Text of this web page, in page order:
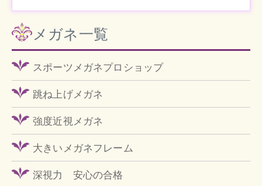
メガネ一覧
スポーツメガネプロショップ
跳ね上げメガネ
強度近視メガネ
大きいメガネフレーム
深視力 安心の合格